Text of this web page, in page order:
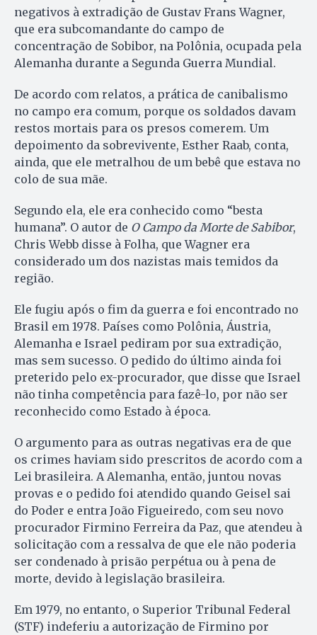
negativos à extradição de Gustav Frans Wagner,
que era subcomandante do campo de
concentração de Sobibor, na Polônia, ocupada pela
Alemanha durante a Segunda Guerra Mundial.
De acordo com relatos, a prática de canibalismo
no campo era comum, porque os soldados davam
restos mortais para os presos comerem. Um
depoimento da sobrevivente, Esther Raab, conta,
ainda, que ele metralhou de um bebê que estava no
colo de sua mãe.
Segundo ela, ele era conhecido como “besta
humana”. O autor de O Campo da Morte de Sabibor,
Chris Webb disse à Folha, que Wagner era
considerado um dos nazistas mais temidos da
região.
Ele fugiu após o fim da guerra e foi encontrado no
Brasil em 1978. Países como Polônia, Áustria,
Alemanha e Israel pediram por sua extradição,
mas sem sucesso. O pedido do último ainda foi
preterido pelo ex-procurador, que disse que Israel
não tinha competência para fazê-lo, por não ser
reconhecido como Estado à época.
O argumento para as outras negativas era de que
os crimes haviam sido prescritos de acordo com a
Lei brasileira. A Alemanha, então, juntou novas
provas e o pedido foi atendido quando Geisel sai
do Poder e entra João Figueiredo, com seu novo
procurador Firmino Ferreira da Paz, que atendeu à
solicitação com a ressalva de que ele não poderia
ser condenado à prisão perpétua ou à pena de
morte, devido à legislação brasileira.
Em 1979, no entanto, o Superior Tribunal Federal
(STF) indeferiu a autorização de Firmino por